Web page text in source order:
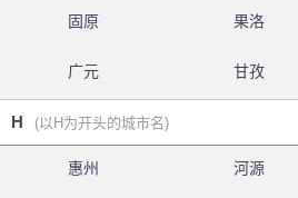
固原 果洛
广元 甘孜
H (以H为开头的城市名)
惠州 河源